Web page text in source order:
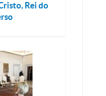
Rei do